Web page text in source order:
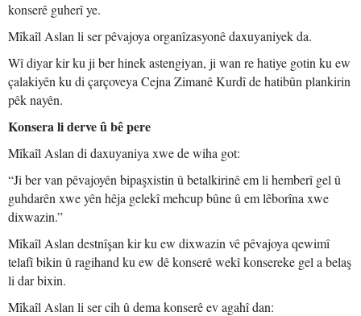
konserê guherî ye.
Mîkaîl Aslan li ser pêvajoya organîzasyonê daxuyaniyek da.
Wî diyar kir ku ji ber hinek astengiyan, ji wan re hatiye gotin ku ew
çalakiyên ku di çarçoveya Cejna Zimanê Kurdî de hatibûn plankirin
pêk nayên.
Konsera li derve û bê pere
Mîkaîl Aslan di daxuyaniya xwe de wiha got:
“Ji ber van pêvajoyên bipaşxistin û betalkirinê em li hemberî gel û
guhdarên xwe yên hêja gelekî mehcup bûne û em lêborîna xwe
dixwazin.”
Mîkaîl Aslan destnîşan kir ku ew dixwazin vê pêvajoya qewimî
telafî bikin û ragihand ku ew dê konserê wekî konsereke gel a belaş
li dar bixin.
Mîkaîl Aslan li ser cih û dema konserê ev agahî dan: